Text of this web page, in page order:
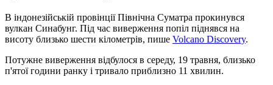
В індонезійській провінції Північна Суматра прокинувся
вулкан Синабунг. Під час виверження попіл піднявся на
висоту близько шести кілометрів, пише Volcano Discovery.
Потужне виверження відбулося в середу, 19 травня, близько
п'ятої години ранку і тривало приблизно 11 хвилин.